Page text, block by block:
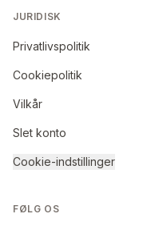
JURIDISK
Privatlivspolitik
Cookiepolitik
Vilkår
Slet konto
Cookie-indstillinger
FØLG OS